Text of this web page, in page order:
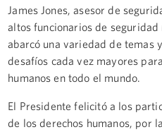
James Jones, asesor de
altos funcionarios de seguridad
abarcó una variedad de temas
desafíos cada vez mayores
humanos en todo el mundo.
El Presidente felicitó a los
de los derechos humanos, por